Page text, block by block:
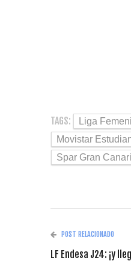
TAGS:
Liga
Movistar
Spar Gran
POST RELACIONADO
LF Endesa J24: ¡y